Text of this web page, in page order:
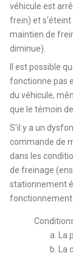
véhicule est
frein) et s'éteint
maintien de
diminue).
Il est possible
fonctionne pas
du véhicule,
que le témoin
S'il y a un
commande de
dans les
de freinage
stationnement
fonctionnement